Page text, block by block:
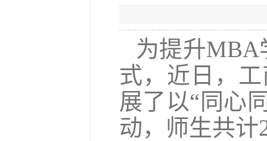
为提升MBA
式，近日，
展了以“同心
动，师生共计